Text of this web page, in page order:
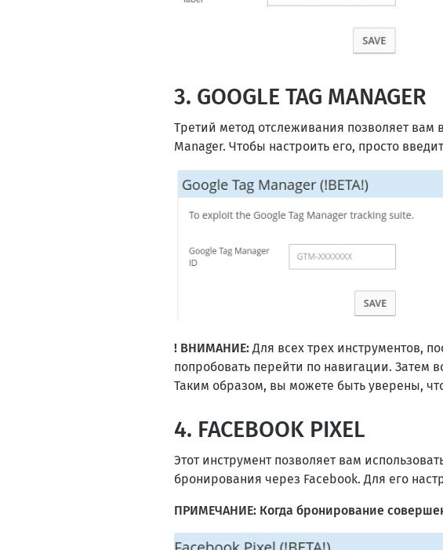
3. GOOGLE TAG MANAGER
Третий метод отслеживания позволяет вам
Manager. Чтобы настроить его, просто
! ВНИМАНИЕ: Для всех трех инструментов,
попробовать перейти по навигации. Затем
Таким образом, вы можете быть уверены,
4. FACEBOOK PIXEL
Этот инструмент позволяет вам
бронирования через Facebook. Для его
ПРИМЕЧАНИЕ: Когда бронирование